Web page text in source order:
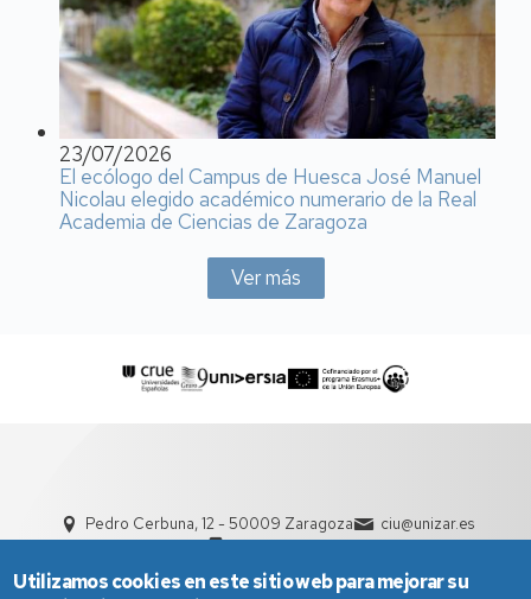
23/07/2026
El ecólogo del Campus de Huesca José Manuel
Nicolau elegido académico numerario de la Real
Academia de Ciencias de Zaragoza
Ver más
Pedro Cerbuna, 12 - 50009 Zaragoza
ciu@unizar.es
Utilizamos cookies en este sitio web para mejorar su